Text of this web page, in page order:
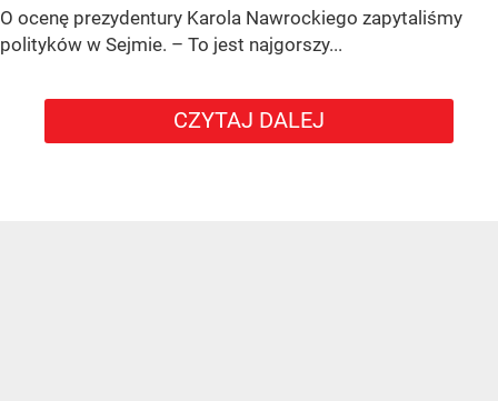
O ocenę prezydentury Karola Nawrockiego zapytaliśmy
polityków w Sejmie. – To jest najgorszy...
CZYTAJ DALEJ